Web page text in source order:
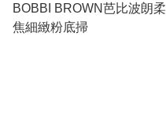
BOBBI BROWN芭比波朗柔
焦細緻粉底掃